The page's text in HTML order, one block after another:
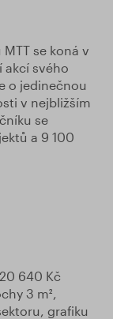
se koná v
akcí svého
o jedinečnou
v nejbližším
se
a 9 100
20 640 Kč
3 m²,
grafiku